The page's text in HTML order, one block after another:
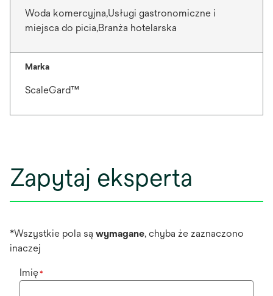
Woda komercyjna,Usługi gastronomiczne i
miejsca do picia,Branża hotelarska
Marka
ScaleGard™
Zapytaj eksperta
*Wszystkie pola są wymagane, chyba że zaznaczono
inaczej
Imię*